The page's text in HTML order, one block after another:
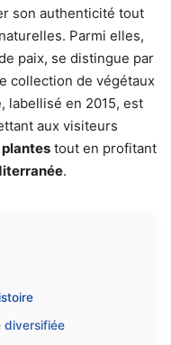
son authenticité tout
Parmi elles,
paix, se distingue par
collection de végétaux
labellisé en 2015, est
aux visiteurs
tout en profitant
.
diversifiée